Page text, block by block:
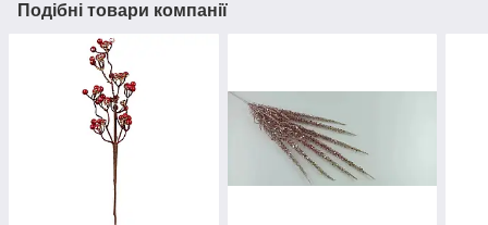
Подібні товари компанії